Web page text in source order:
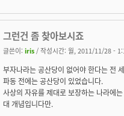
그런건 좀 찾아보시죠
글쓴이: iris / 작성시간: 월, 2011/11/28 -
부자나라는 공산당이 없어야 한다는 전
파동 전에는 공산당이 있었습니다.
사상의 자유를 제대로 보장하는 나라에
대 개념입니다만.